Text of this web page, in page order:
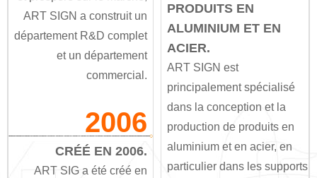
ART SIGN a construit un
département R&D complet
et un département
commercial.
2006
CRÉÉ EN 2006.
ART SIG a été créé en
PRODUITS EN
ALUMINIUM ET EN
ACIER.
ART SIGN est
principalement spécialisé
dans la conception et la
production de produits en
aluminium et en acier, en
particulier dans les supports